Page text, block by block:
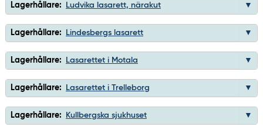
Lagerhållare: Ludvika lasarett, närakut
Lagerhållare: Lindesbergs lasarett
Lagerhållare: Lasarettet i Motala
Lagerhållare: Lasarettet i Trelleborg
Lagerhållare: Kullbergska sjukhuset